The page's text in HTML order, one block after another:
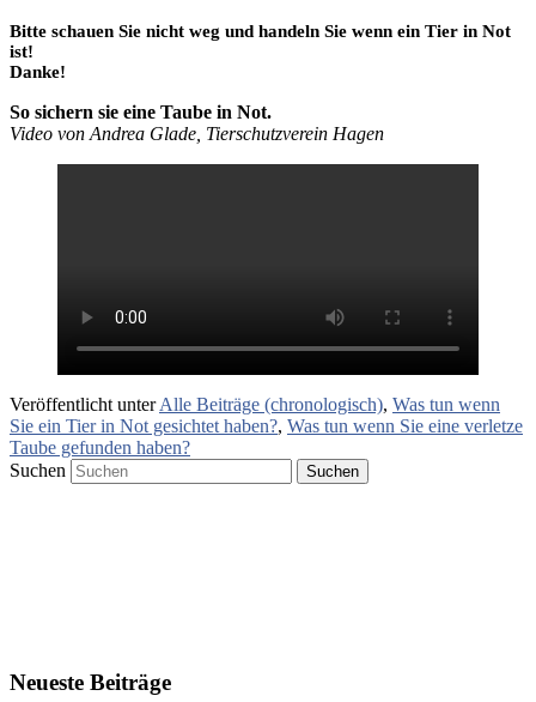
Bitte schauen Sie nicht weg und handeln Sie wenn ein Tier in Not
ist!
Danke!
So sichern sie eine Taube in Not.
Video von Andrea Glade, Tierschutzverein Hagen
Veröffentlicht unterAlle Beiträge (chronologisch), Was tun wenn
Sie ein Tier in Not gesichtet haben?, Was tun wenn Sie eine verletze
Taube gefunden haben?
Suchen
Neueste Beiträge